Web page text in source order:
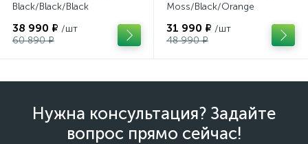
Black/Black/Black
38 990 ₽ /шт
60 890 ₽
Moss/Black/Orange
31 990 ₽ /шт
48 990 ₽
Нужна консультация? Задайте
вопрос прямо сейчас!